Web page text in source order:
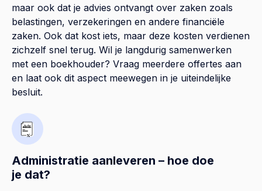
maar ook dat je advies ontvangt over zaken zoals
belastingen, verzekeringen en andere financiële
zaken. Ook dat kost iets, maar deze kosten verdienen
zichzelf snel terug. Wil je langdurig samenwerken
met een boekhouder? Vraag meerdere offertes aan
en laat ook dit aspect meewegen in je uiteindelijke
besluit.
Administratie aanleveren – hoe doe
je dat?